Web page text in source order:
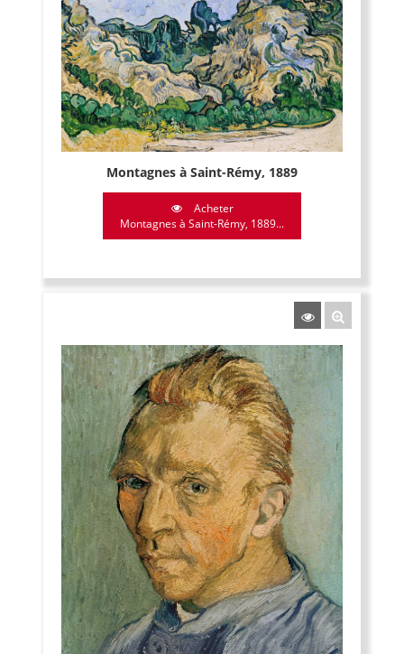
Montagnes à Saint-Rémy, 1889
Acheter
Montagnes à Saint-Rémy, 1889...